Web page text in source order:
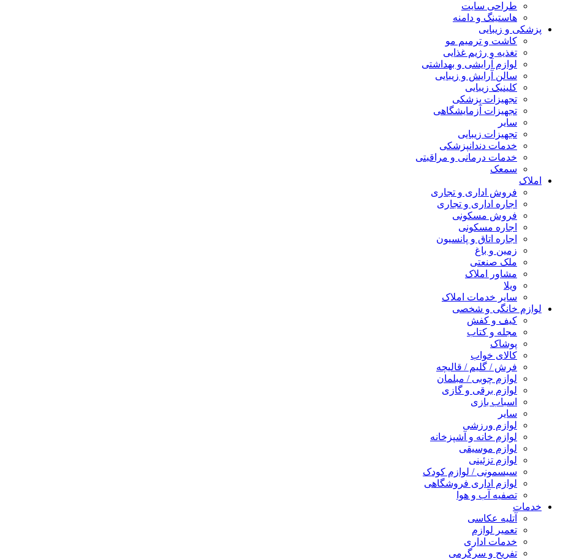
طراحی سایت
هاستینگ و دامنه
پزشکی و زیبایی
کاشت و ترمیم مو
تغذیه و رژیم غذایی
لوازم آرایشی و بهداشتی
سالن آرایش و زیبایی
کلینیک زیبایی
تجهیزات پزشکی
تجهیزات آزمایشگاهی
سایر
تجهیزات زیبایی
خدمات دندانپزشکی
خدمات درمانی و مراقبتی
سمعک
املاک
فروش اداری و تجاری
اجاره اداری و تجاری
فروش مسکونی
اجاره مسکونی
اجاره اتاق و پانسیون
زمین و باغ
ملک صنعتی
مشاور املاک
ویلا
سایر خدمات املاک
لوازم خانگی و شخصی
کیف و کفش
مجله و کتاب
پوشاک
کالای خواب
فرش / گلیم / قالیچه
لوازم چوبی / مبلمان
لوازم برقی و گازی
اسباب بازی
سایر
لوازم ورزشی
لوازم خانه و آشپزخانه
لوازم موسیقی
لوازم تزئینی
سیسمونی / لوازم کودک
لوازم اداری فروشگاهی
تصفیه آب و هوا
خدمات
آتلیه عکاسی
تعمیر لوازم
خدمات اداری
تفریح و سرگرمی